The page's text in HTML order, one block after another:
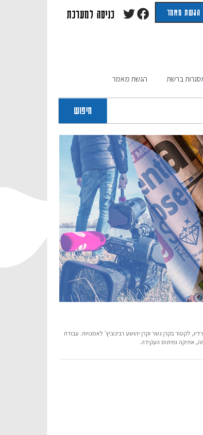
חיפוש
כניסה למערכת הגשת מאמר
ברשת הגשת מאמר
לקטור בקרן גשר וקרן יהושע רבינוביץ' לאמנויות. עבודת
אתיקה ומיתוס העקידה.